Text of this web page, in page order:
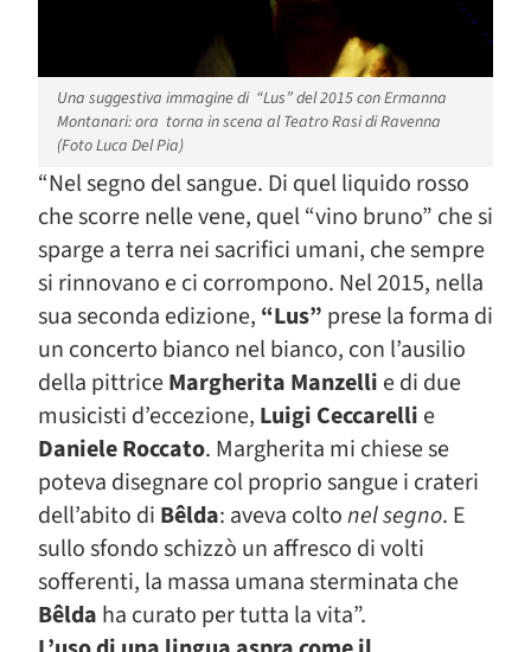
Una suggestiva immagine di “Lus” del 2015 con Ermanna
Montanari: ora torna in scena al Teatro Rasi di Ravenna
(Foto Luca Del Pia)
“Nel segno del sangue. Di quel liquido rosso
che scorre nelle vene, quel “vino bruno” che si
sparge a terra nei sacrifici umani, che sempre
si rinnovano e ci corrompono. Nel 2015, nella
sua seconda edizione, “Lus” prese la forma di
un concerto bianco nel bianco, con l’ausilio
della pittriceMargherita Manzelli e di due
musicisti d’eccezione, Luigi Ceccarelli e
Daniele Roccato. Margherita mi chiese se
poteva disegnare col proprio sangue i crateri
dell’abito di Bêlda: aveva coltonel segno. E
sullo sfondo schizzò un affresco di volti
sofferenti, la massa umana sterminata che
Bêlda ha curato per tutta la vita”.